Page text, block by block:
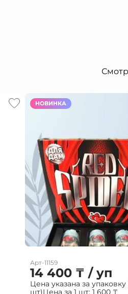
НОВИНКА
Арт-11159
14 400 ₸ / уп
Цена указана за упаковку
шт)Цена за 1 шт: 1 600 ₸